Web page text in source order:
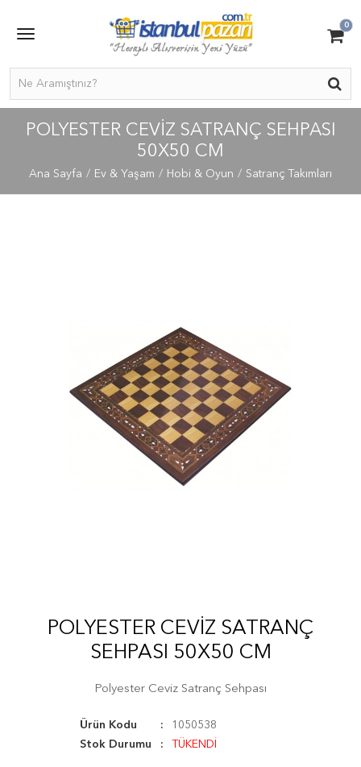
0
POLYESTER CEVIZ SATRANÇ SEHPASI
50X50 CM
Ana Sayfa Ev & Yaşam Hobi & Oyun Satranç Takımları
POLYESTER CEVIZ SATRANÇ
SEHPASI 50X50 CM
Polyester Ceviz Satranç Sehpası
Ürün Kodu
1050538
Stok Durumu
TÜKENDİ